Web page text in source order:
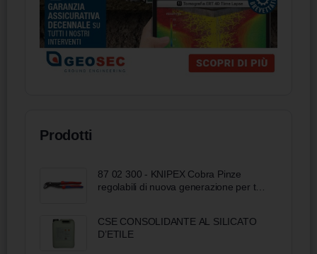
Prodotti
87 02 300 - KNIPEX Cobra Pinze
regolabili di nuova generazione per tubi
CSE CONSOLIDANTE AL SILICATO
D’ETILE